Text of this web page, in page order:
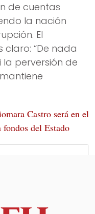
de cuentas
la nación
El
“De nada
la perversión de
Castro será en el
del Estado